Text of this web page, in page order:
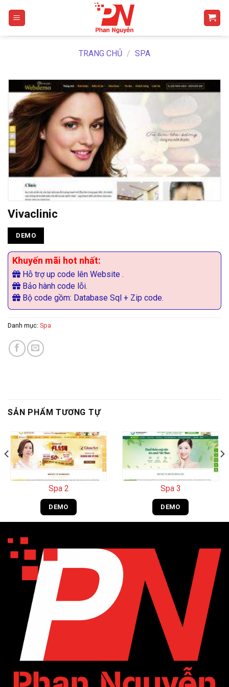
TRANG CHỦ / SPA
Vivaclinic
DEMO
Khuyến mãi hot nhất:
Hỗ trợ up code lên Website .
Bảo hành code lỗi.
Bộ code gồm: Database Sql + Zip code.
Danh mục: Spa
SẢN PHẨM TƯƠNG TỰ
Spa 2
DEMO
Spa 3
DEMO